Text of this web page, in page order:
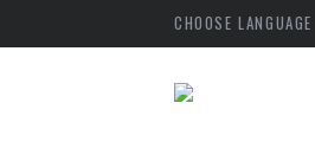
CHOOSE LANGUAGE